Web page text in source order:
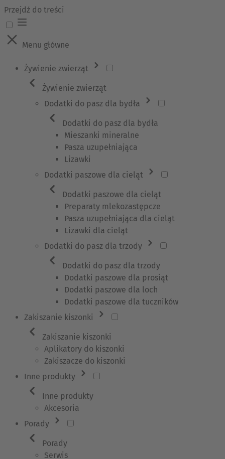
Przejdź do treści
Menu główne
Żywienie zwierząt
Żywienie zwierząt
Dodatki do pasz dla bydła
Dodatki do pasz dla bydła
Mieszanki mineralne
Pasza uzupełniająca
Lizawki
Dodatki paszowe dla cieląt
Dodatki paszowe dla cieląt
Preparaty mlekozastępcze
Pasza uzupełniająca dla cieląt
Lizawki dla cieląt
Dodatki do pasz dla trzody
Dodatki do pasz dla trzody
Dodatki paszowe dla prosiąt
Dodatki paszowe dla loch
Dodatki paszowe dla tuczników
Zakiszanie kiszonki
Zakiszanie kiszonki
Aplikatory do kiszonki
Zakiszacze do kiszonki
Inne produkty
Inne produkty
Akcesoria
Porady
Porady
Serwis